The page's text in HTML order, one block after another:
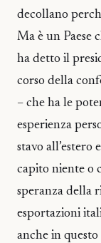
decollano
Ma è un Paese
ha detto il
corso della
– che ha le
esperienza
stavo all’estero
capito niente o
speranza della
esportazioni
anche in